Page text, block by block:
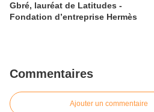
Gbré, lauréat de Latitudes -
Fondation d’entreprise Hermès
Commentaires
Ajouter un commentaire